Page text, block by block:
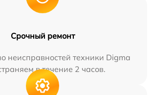
Срочный ремонт
неисправностей техники Digma
в течение 2 часов.